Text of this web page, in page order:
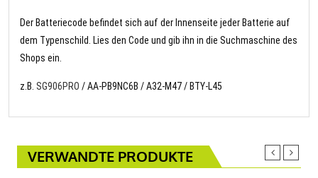
Der Batteriecode befindet sich auf der Innenseite jeder Batterie auf
dem Typenschild. Lies den Code und gib ihn in die Suchmaschine des
Shops ein.
z.B. SG906PRO / AA-PB9NC6B / A32-M47 / BTY-L45
VERWANDTE PRODUKTE